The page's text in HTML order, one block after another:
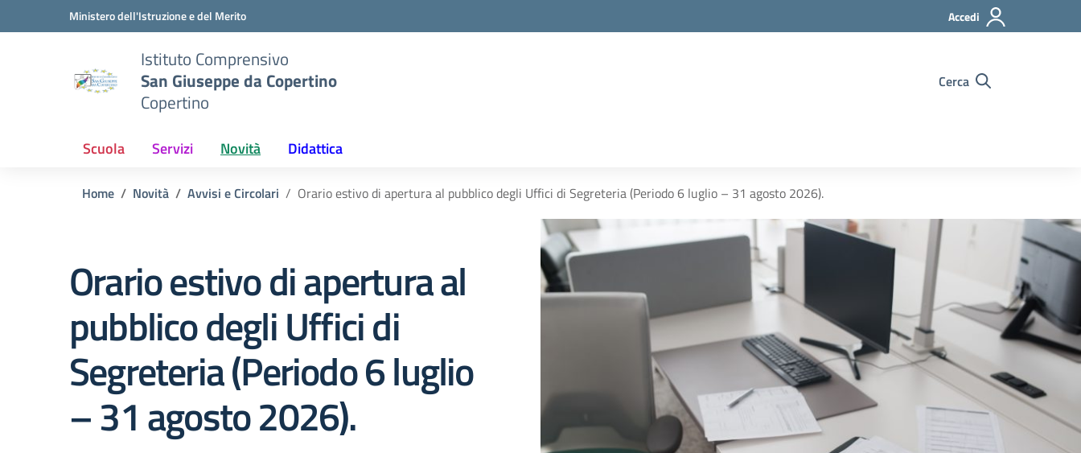
Vai ai contenuti
Vai al menu di navigazioneMinistero dell'Istruzione e del Merito Accedi
Istituto Comprensivo
San Giuseppe da Copertino
Copertino
Cerca
Scuola Servizi Novità Didattica
Home Novità Avvisi e Circolari Orario estivo di apertura al pubblico degli Uffici di Segreteria (Periodo 6 luglio – 31 agosto 2026).
Orario estivo di apertura al
pubblico degli Uffici di
Segreteria (Periodo 6 luglio
– 31 agosto 2026).